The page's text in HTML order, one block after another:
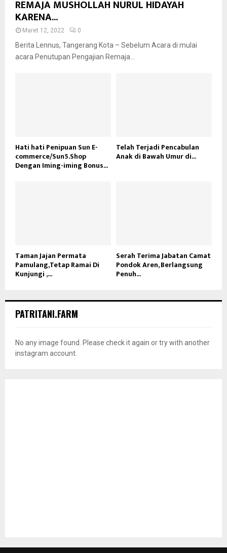
REMAJA MUSHOLLAH NURUL HIDAYAH
KARENA...
Maret 12, 2022 0
Berita Lennus, Tangerang Kota – Sebelum Acara di mulai
acara Penutupan Pengajian Remaja...
Hati hati Penipuan Sun E-
commerce/Sun5.Shop
Dengan Iming-iming Bonus...
Telah Terjadi Pencabulan
Anak di Bawah Umur di...
Taman Jajan Permata
Pamulang,Tetap Ramai Di
Kunjungi ,...
Serah Terima Jabatan Camat
Pondok Aren, Berlangsung
Penuh...
PATRITANI.FARM
No any image found. Please check it again or try with another
instagram account.